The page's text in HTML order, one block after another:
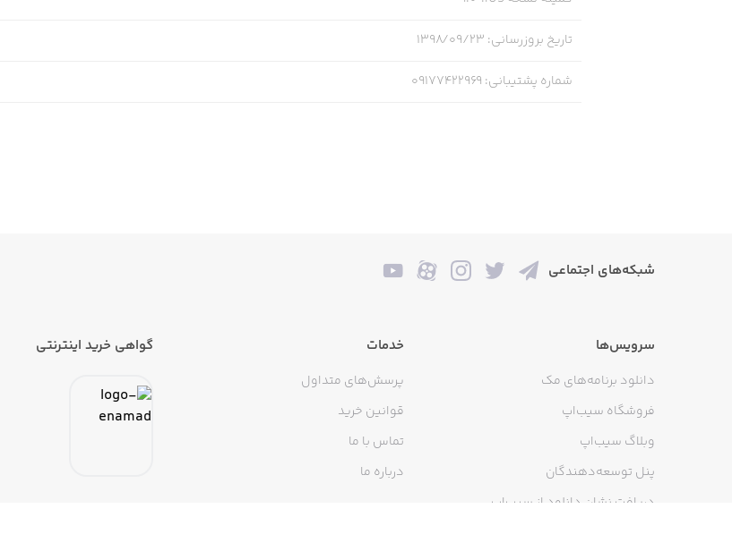
تاریخ بروزرسانی: ۱۳۹۸/۰۹/۲۳
شماره پشتیبانی:
09177422969
شبکه‌های اجتماعی
سرویس‌ها
دانلود برنامه‌های مک
فروشگاه سیب‌اپ
وبلاگ سیب‌اپ
پنل توسعه‌دهندگان
دریافت نشان دانلود از سیب‌اپ
خدمات
پرسش‌های متداول
قوانین خرید
تماس با ما
درباره ما
گواهی خرید اینترنتی